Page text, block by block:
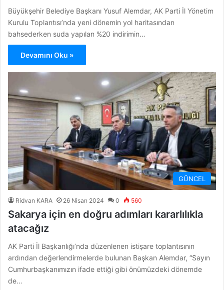
Büyükşehir Belediye Başkanı Yusuf Alemdar, AK Parti İl Yönetim
Kurulu Toplantısı’nda yeni dönemin yol haritasından
bahsederken suda yapılan %20 indirimin…
Devamını Oku »
GÜNCEL
Ridvan KARA 26 Nisan 2024 0 560
Sakarya için en doğru adımları kararlılıkla
atacağız
AK Parti İl Başkanlığı’nda düzenlenen istişare toplantısının
ardından değerlendirmelerde bulunan Başkan Alemdar, “Sayın
Cumhurbaşkanımızın ifade ettiği gibi önümüzdeki dönemde
de…